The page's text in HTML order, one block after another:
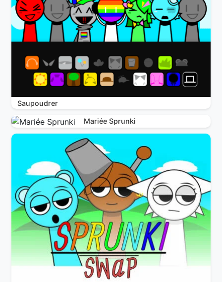
Saupoudrer
Mariée Sprunki